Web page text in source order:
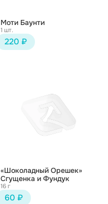
Моти Баунти
1 шт.
220 ₽
«Шоколадный Орешек»
Сгущенка и Фундук
16 г
60 ₽